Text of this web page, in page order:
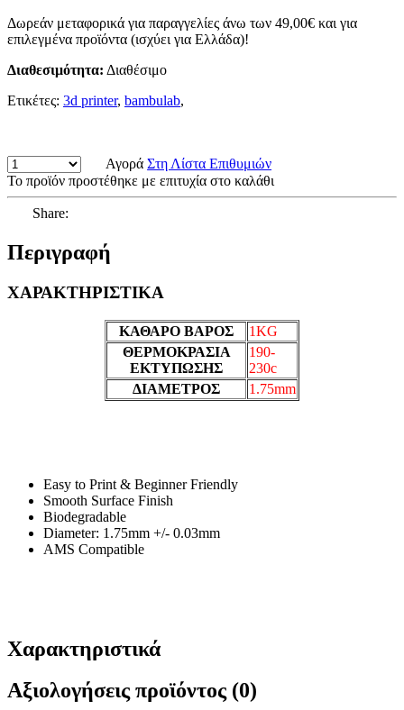
Δωρεάν μεταφορικά για παραγγελίες άνω των 49,00€ και για
επιλεγμένα προϊόντα (ισχύει για Ελλάδα)!
Διαθεσιμότητα: Διαθέσιμο
Ετικέτες: 3d printer, bambulab,
Αγορά Στη Λίστα Επιθυμιών
Το προϊόν προστέθηκε με επιτυχία στο καλάθι
Share:
Περιγραφή
ΧΑΡΑΚΤΗΡΙΣΤΙΚΑ
ΚΑΘΑΡΟ ΒΑΡΟΣ
1KG
ΘΕΡΜΟΚΡΑΣΙΑ
ΕΚΤΥΠΩΣΗΣ
190-
230c
ΔΙΑΜΕΤΡΟΣ
1.75mm
Easy to Print & Beginner Friendly
Smooth Surface Finish
Biodegradable
Diameter: 1.75mm +/- 0.03mm
AMS Compatible
Χαρακτηριστικά
Αξιολογήσεις προϊόντος (0)